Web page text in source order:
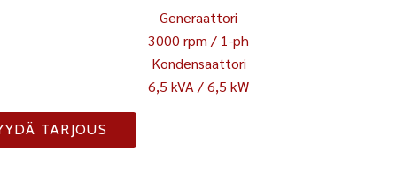
Generaattori
3000 rpm / 1-ph
Kondensaattori
6,5 kVA / 6,5 kW
TARJOUS